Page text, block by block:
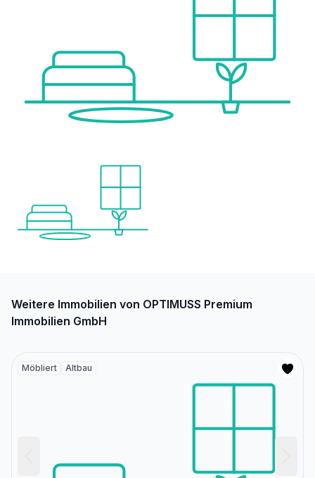
Weitere Immobilien von OPTIMUSS Premium
Immobilien GmbH
Möbliert Altbau